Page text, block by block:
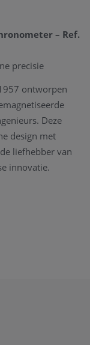
– Ref.
precisie
ontworpen
Deze
design met
liefhebber van
innovatie.
in geborsteld